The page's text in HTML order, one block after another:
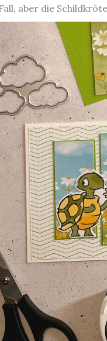
aber die